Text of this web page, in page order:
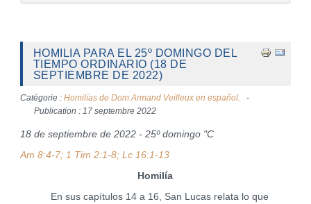
HOMILIA PARA EL 25º DOMINGO DEL
TIEMPO ORDINARIO (18 DE
SEPTIEMBRE DE 2022)
Catégorie : Homilías de Dom Armand Veilleux en español.
Publication : 17 septembre 2022
18 de septiembre de 2022 - 25º domingo "C
Am 8:4-7; 1 Tim 2:1-8; Lc 16:1-13
Homilía
En sus capítulos 14 a 16, San Lucas relata lo que